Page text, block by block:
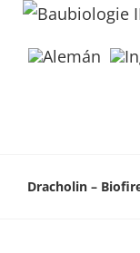
Dracholin –